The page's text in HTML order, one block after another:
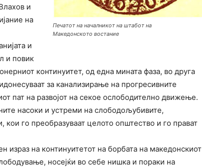
Печатот на началникот на штабот на
Македонското востание
и
на
и
и повик
континуитет, од една мината фаза, во друга
за канализирање на прогресивните
пат на развојот на секое ослободително движење.
насоки и устреми на слободољубивите,
го преобразуваат целото општество и го прават
израз на континуитетот на борбата на македонскиот
носејќи во себе нишка и пораки на